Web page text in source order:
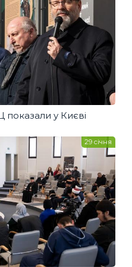
показали у Києві
29 січня